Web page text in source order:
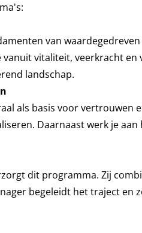
van
vitaliteit, veerkracht
landschap.
als basis voor vertrouwen
Daarnaast werk je
dit programma. Zij
begeleidt het traject